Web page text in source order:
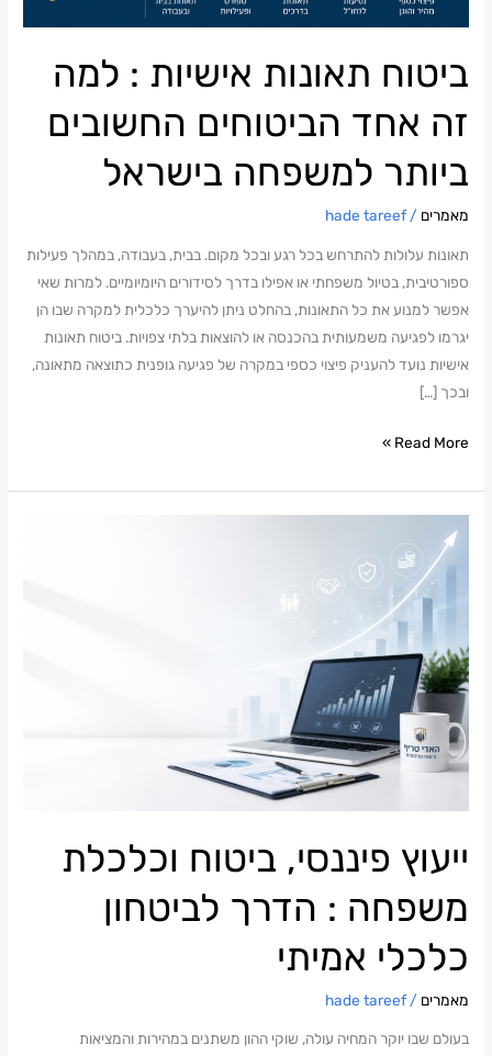
ביטוח תאונות אישיות : למה
זה אחד הביטוחים החשובים
ביותר למשפחה בישראל
מאמרים /
hade tareef
תאונות עלולות להתרחש בכל רגע ובכל מקום. בבית, בעבודה, במהלך פעילות
ספורטיבית, בטיול משפחתי או אפילו בדרך לסידורים היומיומיים. למרות שאי
אפשר למנוע את כל התאונות, בהחלט ניתן להיערך כלכלית למקרה שבו הן
יגרמו לפגיעה משמעותית בהכנסה או להוצאות בלתי צפויות. ביטוח תאונות
אישיות נועד להעניק פיצוי כספי במקרה של פגיעה גופנית כתוצאה מתאונה,
ובכך […]
למשפחה
Read More »
ייעוץ פיננסי, ביטוח וכלכלת
משפחה : הדרך לביטחון
כלכלי אמיתי
מאמרים /
hade tareef
בעולם שבו יוקר המחיה עולה, שוקי ההון משתנים במהירות והמציאות
ייעוץ
פיננסי,
וכלכלת
:
הדרך
לביטחון
כלכלי
אמיתי